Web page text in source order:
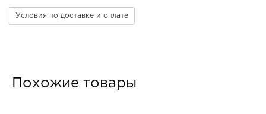
Условия по доставке и оплате
Похожие товары